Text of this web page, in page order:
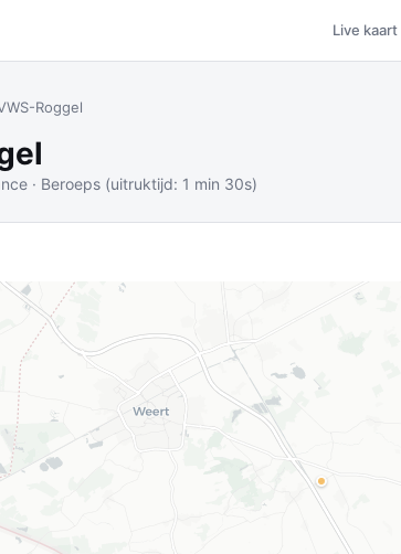
Live kaart
Roggel
· Beroeps (uitruktijd: 1 min 30s)